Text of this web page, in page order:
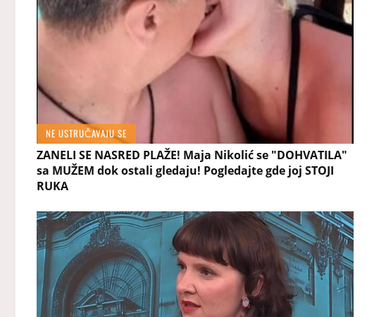
NE USTRUČAVAJU SE
ZANELI SE NASRED PLAŽE! Maja Nikolić se "DOHVATILA"
sa MUŽEM dok ostali gledaju! Pogledajte gde joj STOJI
RUKA